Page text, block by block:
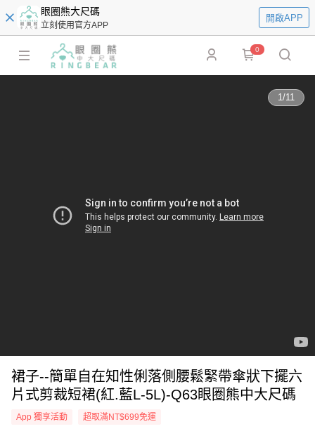
眼圈熊大尺碼
立刻使用官方APP
開啟APP
0
1/11
裙子--簡單自在知性俐落側腰鬆緊帶傘狀下擺六
片式剪裁短裙(紅.藍L-5L)-Q63眼圈熊中大尺碼
App 獨享活動 超取滿NT$699免運